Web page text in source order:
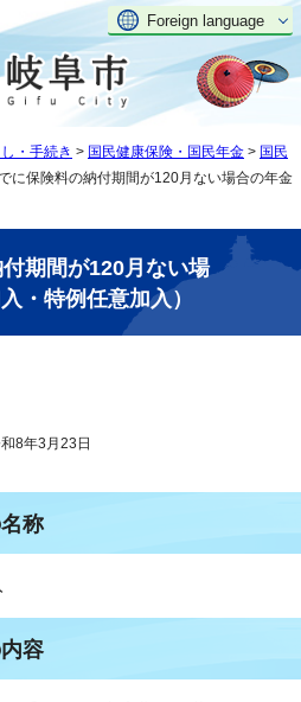
Foreign language
し・手続き > 国民健康保険・国民年金 > 国民
に保険料の納付期間が120月ない場合の年金
期間が120月ない場
・特例任意加入）
8年3月23日
称
容